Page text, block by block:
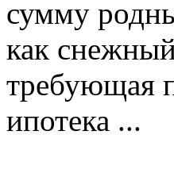
сумму
как
требующая
ипотека ...